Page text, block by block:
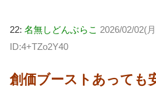
22: 名無しどんぶらこ 2026/02/02(
ID:4+TZo2Y40
創価ブーストあっても